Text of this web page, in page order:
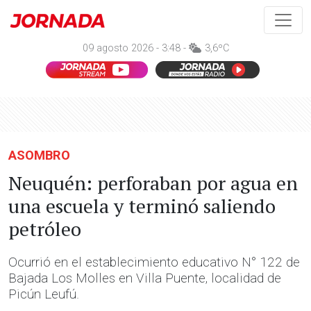
09 agosto 2026 - 3:48 - 3,6ºC
ASOMBRO
Neuquén: perforaban por agua en
una escuela y terminó saliendo
petróleo
Ocurrió en el establecimiento educativo N° 122 de
Bajada Los Molles en Villa Puente, localidad de
Picún Leufú.